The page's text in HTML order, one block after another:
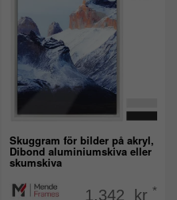
Skuggram för bilder på akryl,
Dibond aluminiumskiva eller
skumskiva
1.342 kr *